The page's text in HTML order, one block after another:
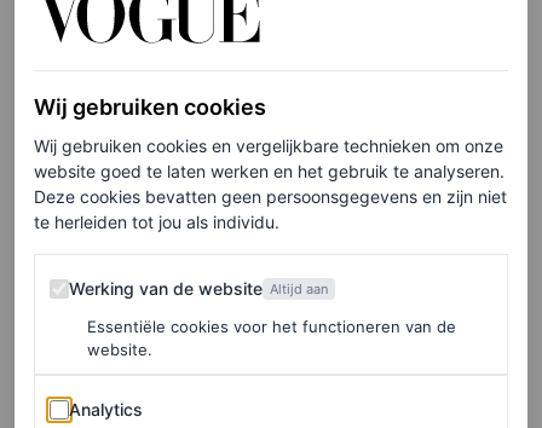
staan in rijen voor de deur – en het eten is ongelofelijk
doe een cocktail aan de bar.”
Wij gebruiken cookies
Wij gebruiken cookies en vergelijkbare technieken om onze
website goed te laten werken en het gebruik te analyseren.
Deze cookies bevatten geen persoonsgegevens en zijn niet
te herleiden tot jou als individu.
Werking van de website
Werking van de website Altijd aan
Essentiële cookies voor het functioneren van de
website.
Analytics
Analytics